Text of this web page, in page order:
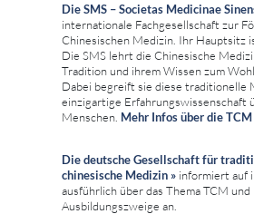
Die SMS – Societas Medicinae
internationale Fachgesellschaft zur
Chinesischen Medizin. Ihr Hauptsitz
Die SMS lehrt die Chinesische
Tradition und ihrem Wissen zum
Dabei begreift sie diese traditionelle
einzigartige Erfahrungswissenschaft
Menschen. Mehr Infos über die TCM
Die deutsche Gesellschaft für
chinesische Medizin » informiert auf
ausführlich über das Thema TCM
Ausbildungszweige an.